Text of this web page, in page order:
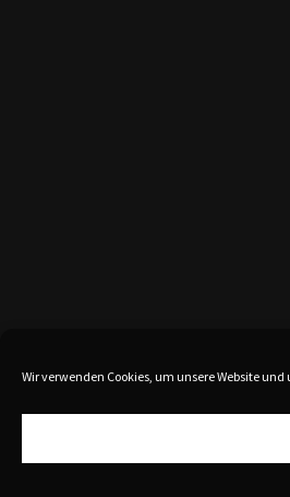
Wir verwenden Cookies, um unsere Website